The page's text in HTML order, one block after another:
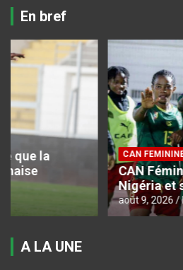
En bref
CAN FEMININE 2026
CAN Féminine 2026 : le
Nigéria et se qualifie pour
kamerfoot
A LA UNE